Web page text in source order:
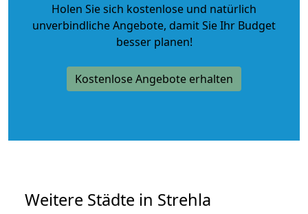
Holen Sie sich kostenlose und natürlich
unverbindliche Angebote, damit Sie Ihr Budget
besser planen!
Kostenlose Angebote erhalten
Weitere Städte in Strehla